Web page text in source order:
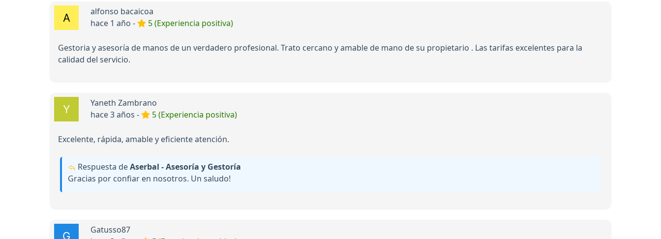
alfonso bacaicoa
hace 1 año -
5 (Experiencia positiva)
Gestoria y asesoría de manos de un verdadero profesional. Trato cercano y amable de mano de su propietario . Las tarifas excelentes para la
calidad del servicio.
Yaneth Zambrano
hace 3 años -
5 (Experiencia positiva)
Excelente, rápida, amable y eficiente atención.
Respuesta deAserbal - Asesoría y Gestoría
Gracias por confiar en nosotros. Un saludo!
Gatusso87